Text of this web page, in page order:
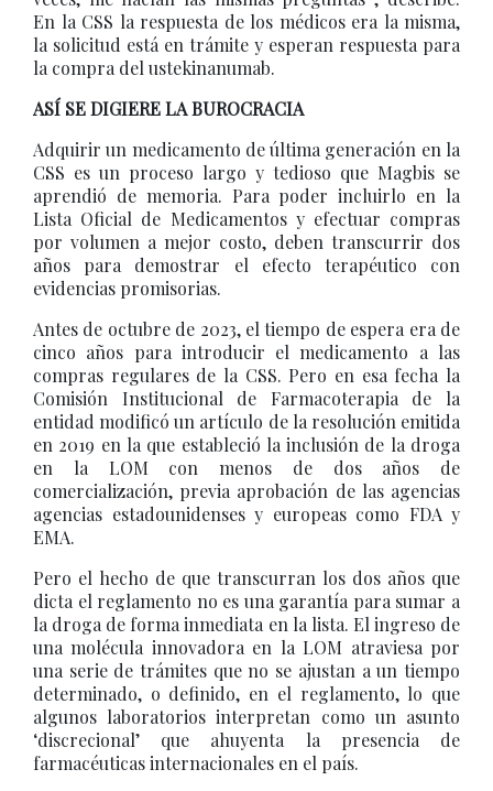
En la CSS la respuesta de los médicos era la misma,
la solicitud está en trámite y esperan respuesta para
la compra del ustekinanumab.
ASÍ SE DIGIERE LA BUROCRACIA
Adquirir un medicamento de última generación en la
CSS es un proceso largo y tedioso que Magbis se
aprendió de memoria. Para poder incluirlo en la
Lista Oficial de Medicamentos y efectuar compras
por volumen a mejor costo, deben transcurrir dos
años para demostrar el efecto terapéutico con
evidencias promisorias.
Antes de octubre de 2023, el tiempo de espera era de
cinco años para introducir el medicamento a las
compras regulares de la CSS. Pero en esa fecha la
Comisión Institucional de Farmacoterapia de la
entidad modificó un artículo de la resolución emitida
en 2019 en la que estableció la inclusión de la droga
en la LOM con menos de dos años de
comercialización, previa aprobación de las agencias
agencias estadounidenses y europeas como FDA y
EMA.
Pero el hecho de que transcurran los dos años que
dicta el reglamento no es una garantía para sumar a
la droga de forma inmediata en la lista. El ingreso de
una molécula innovadora en la LOM atraviesa por
una serie de trámites que no se ajustan a un tiempo
determinado, o definido, en el reglamento, lo que
algunos laboratorios interpretan como un asunto
‘discrecional’ que ahuyenta la presencia de
farmacéuticas internacionales en el país.